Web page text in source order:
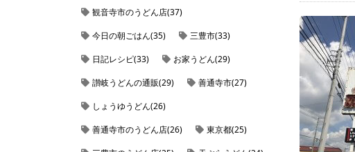
観音寺市のうどん店(37)
今日の朝ごはん(35)
三豊市(33)
日記レシピ(33)
お家うどん(29)
讃岐うどんの通販(29)
善通寺市(27)
しょうゆうどん(26)
善通寺市のうどん店(26)
東京都(25)